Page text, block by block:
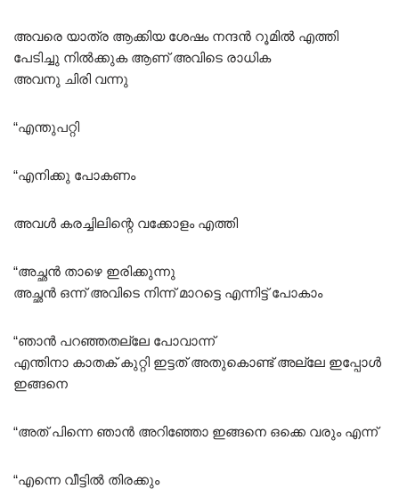
അവരെ യാത്ര ആക്കിയ ശേഷം നന്ദൻ റൂമിൽ എത്തി
പേടിച്ചു നിൽക്കുക ആണ് അവിടെ രാധിക
അവനു ചിരി വന്നു
“എന്തുപറ്റി
“എനിക്കു പോകണം
അവൾ കരച്ചിലിന്റെ വക്കോളം എത്തി
“അച്ഛൻ താഴെ ഇരിക്കുന്നു
അച്ഛൻ ഒന്ന് അവിടെ നിന്ന്‌ മാറട്ടെ എന്നിട്ട് പോകാം
“ഞാൻ പറഞ്ഞതല്ലേ പോവാന്ന്
എന്തിനാ കാതക് കുറ്റി ഇട്ടത് അതുകൊണ്ട് അല്ലേ ഇപ്പോൾ
ഇങ്ങനെ
“അത് പിന്നെ ഞാൻ അറിഞ്ഞോ ഇങ്ങനെ ഒക്കെ വരും എന്ന്
“എന്നെ വീട്ടിൽ തിരക്കും